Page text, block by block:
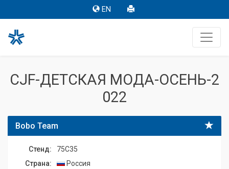
EN
CJF-ДЕТСКАЯ МОДА-ОСЕНЬ-2
022
Bobo Team
Стенд:
75C35
Страна:
Россия